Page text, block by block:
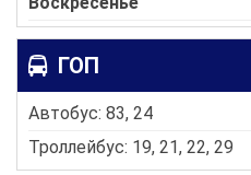
ГОП
Автобус: 83, 24
Троллейбус: 19, 21, 22, 29